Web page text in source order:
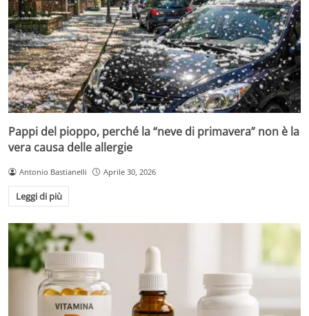
Pappi del pioppo, perché la “neve di primavera” non è la
vera causa delle allergie
Antonio Bastianelli Aprile 30, 2026
Leggi di più